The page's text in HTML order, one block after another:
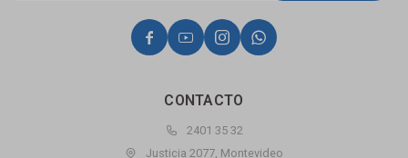
CONTACTO
2401 35 32
Justicia 2077, Montevideo
   